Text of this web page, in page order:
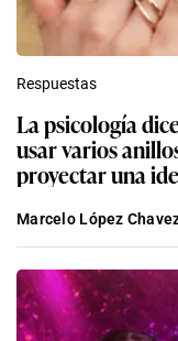
Respuestas
La psicología
usar varios
proyectar una
Marcelo López